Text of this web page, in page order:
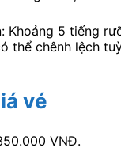
Khoảng 5 tiếng
thể chênh lệch
vé
VNĐ.